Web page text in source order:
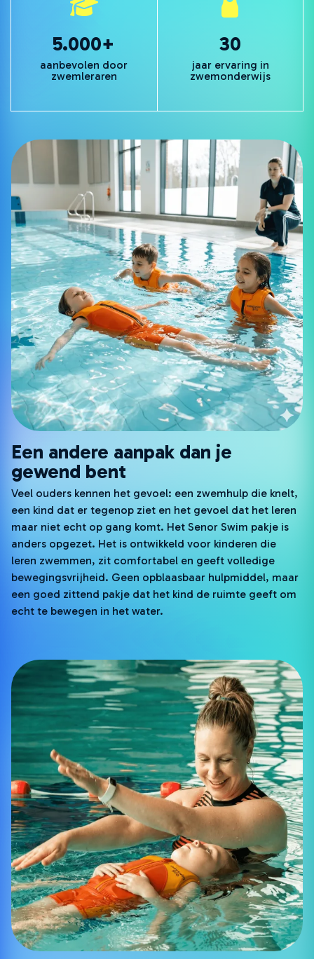
5.000+
aanbevolen door
zwemleraren
30
jaar ervaring in
zwemonderwijs
Een andere aanpak dan je
gewend bent
Veel ouders kennen het gevoel: een zwemhulp die knelt,
een kind dat er tegenop ziet en het gevoel dat het leren
maar niet echt op gang komt. Het Senor Swim pakje is
anders opgezet. Het is ontwikkeld voor kinderen die
leren zwemmen, zit comfortabel en geeft volledige
bewegingsvrijheid. Geen opblaasbaar hulpmiddel, maar
een goed zittend pakje dat het kind de ruimte geeft om
echt te bewegen in het water.